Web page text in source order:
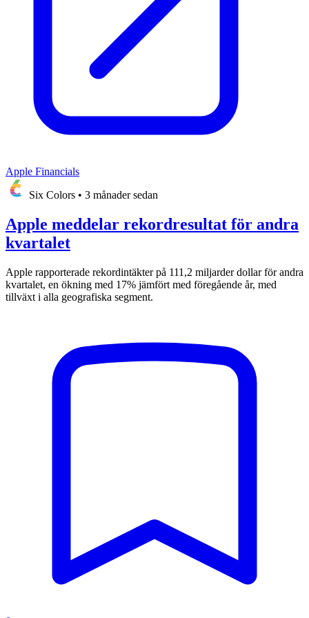
Apple Financials
Six Colors • 3 månader sedan
Apple meddelar rekordresultat för andra
kvartalet
Apple rapporterade rekordintäkter på 111,2 miljarder dollar för andra
kvartalet, en ökning med 17% jämfört med föregående år, med
tillväxt i alla geografiska segment.